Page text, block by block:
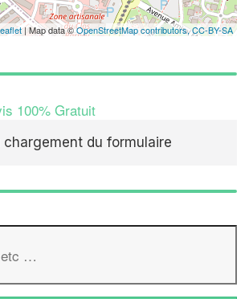
| Map data ©OpenStreetMap contributors,CC-BY-SA
100% Gratuit
chargement du formulaire